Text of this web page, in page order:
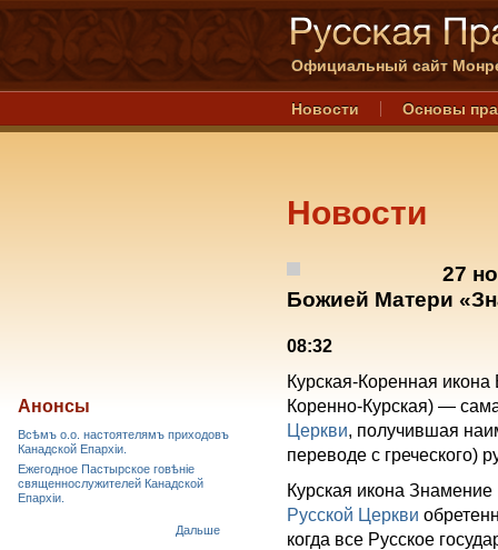
Официальный сайт
Новости Основы
Новости
27
Божией Матери
08:32
Курская-Коренная
Коренно-Курская) —
Церкви, получившая
переводе с греческого)
Курская икона
Русской Церкви
когда все Русское
Анонсы
Всѣмъ о.о. настоятелямъ приходовъ
Канадской Епархiи.
Ежегодное Пастырское говѣніе
священнослужителей Канадской
Епархіи.
Дальше